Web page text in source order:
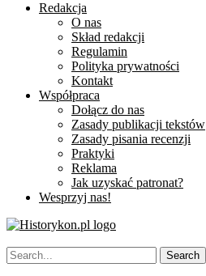
Redakcja
O nas
Skład redakcji
Regulamin
Polityka prywatności
Kontakt
Współpraca
Dołącz do nas
Zasady publikacji tekstów
Zasady pisania recenzji
Praktyki
Reklama
Jak uzyskać patronat?
Wesprzyj nas!